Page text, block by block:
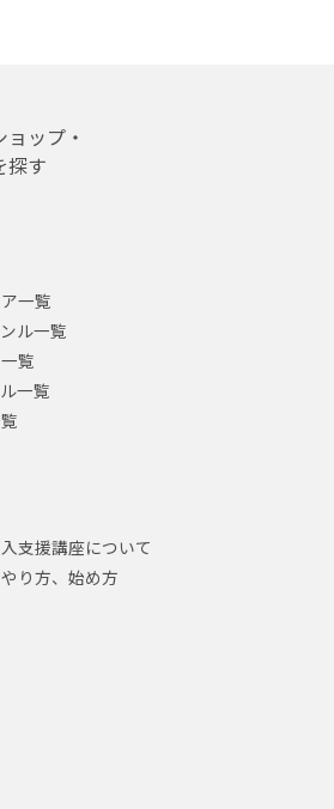
ップ・
探す
一覧
ル一覧
覧
一覧
支援講座について
り方、始め方